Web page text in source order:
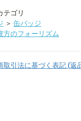
テゴリ
＞ 缶バッジ
方のフォーリズム
取引法に基づく表記 (返